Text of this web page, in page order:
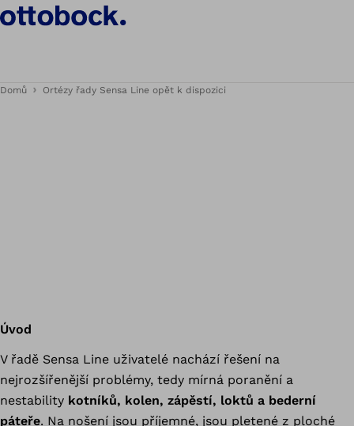
Domů Ortézy řady Sensa Line opět k dispozici
Úvod
V řadě Sensa Line uživatelé nachází řešení na
nejrozšířenější problémy, tedy mírná poranění a
nestability kotníků, kolen, zápěstí, loktů a bederní
páteře. Na nošení jsou příjemné, jsou pletené z ploché